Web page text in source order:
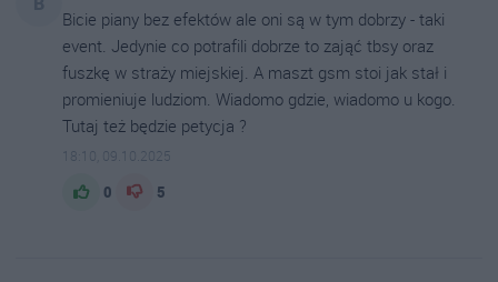
Bicie piany bez efektów ale oni są w tym dobrzy - taki
event. Jedynie co potrafili dobrze to zająć tbsy oraz
fuszkę w straży miejskiej. A maszt gsm stoi jak stał i
promieniuje ludziom. Wiadomo gdzie, wiadomo u kogo.
Tutaj też będzie petycja ?
18:10, 09.10.2025
0 5